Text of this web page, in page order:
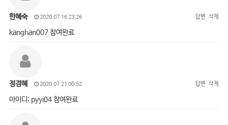
한혜숙 2020.07.16 23:26 답변 삭제
kanghan007 참여완료
정경혜 2020.07.21 00:52 답변 삭제
아이디: pyyi04 참여완료